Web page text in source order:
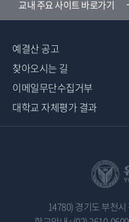
교내 주요 사이트 바로가기
예결산 공고
찾아오시는 길
이메일무단수집거부
대학교 자체평가 결과
14780) 경기도 부천